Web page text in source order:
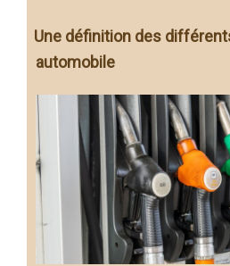
Une définition des
automobile